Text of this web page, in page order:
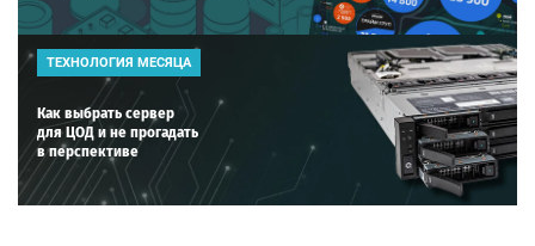
ТЕХНОЛОГИЯ МЕСЯЦА
Как выбрать сервер
для ЦОД и не прогадать
в перспективе